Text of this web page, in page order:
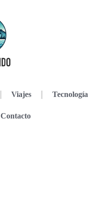
Viajes Tecnología
Contacto